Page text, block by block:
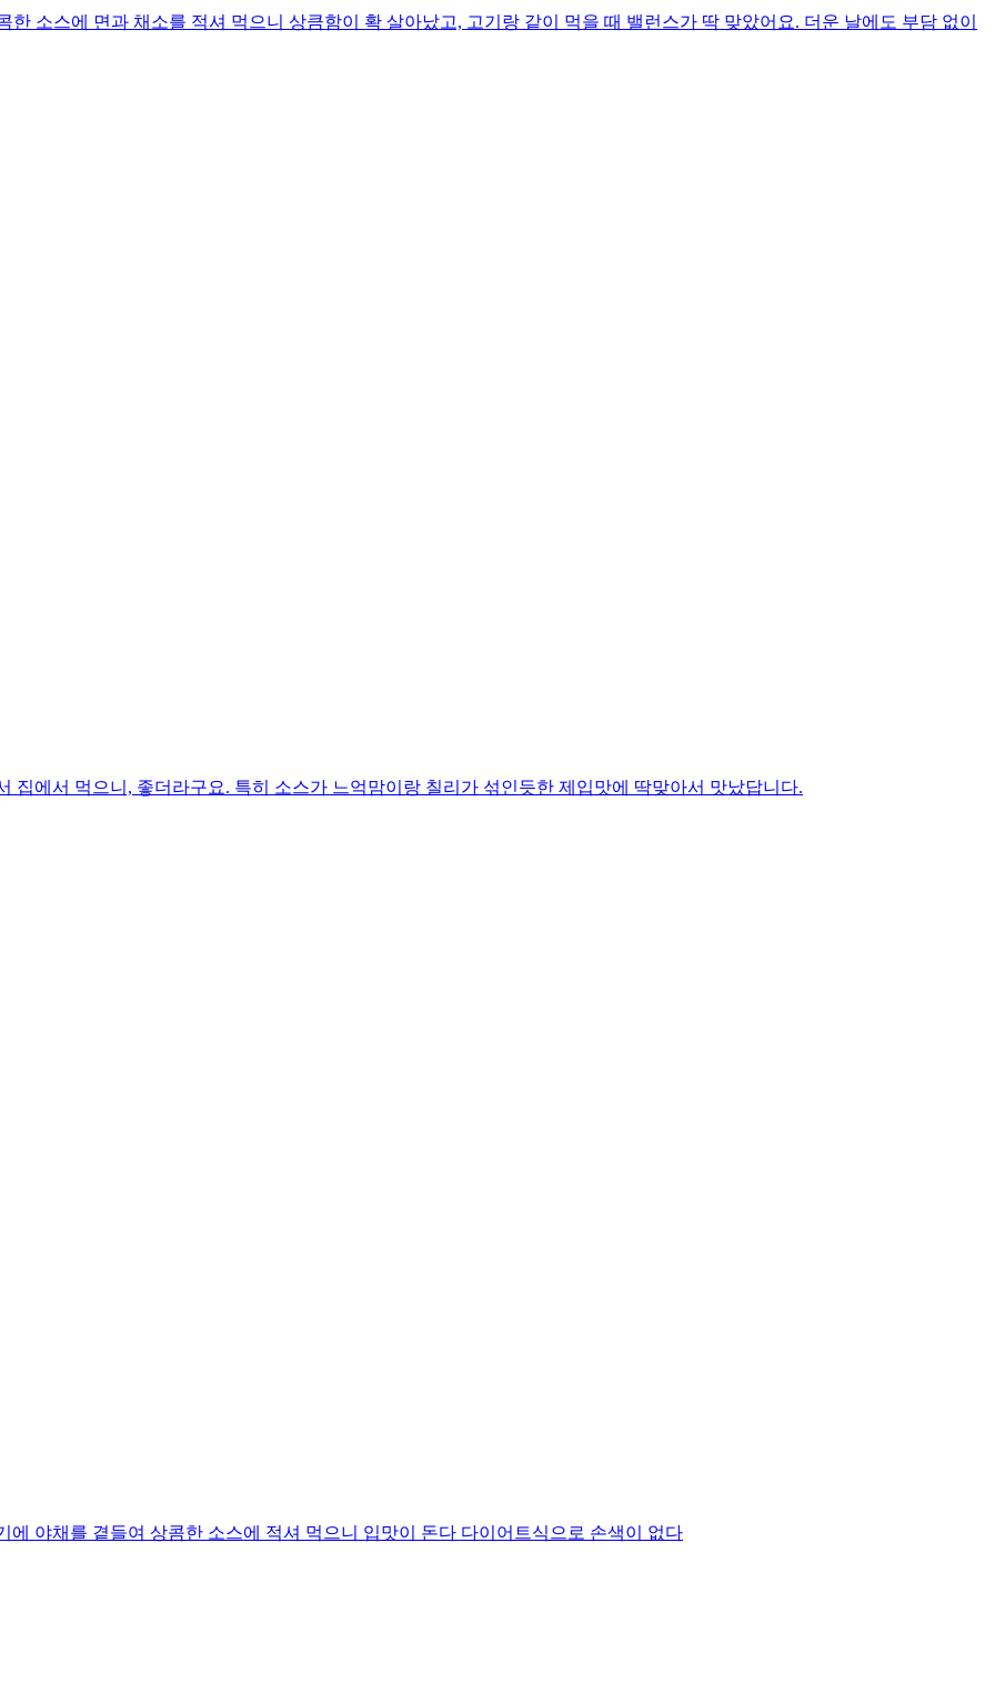
소스에 면과 채소를 적셔 먹으니 상큼함이 확 살아났고, 고기랑 같이 먹을 때 밸런스가 딱 맞았어요. 더운 날에도 부담 없이
집에서 먹으니, 좋더라구요. 특히 소스가 느억맘이랑 칠리가 섞인듯한 제입맛에 딱맞아서 맛났답니다.
야채를 곁들여 상콤한 소스에 적셔 먹으니 입맛이 돈다 다이어트식으로 손색이 없다